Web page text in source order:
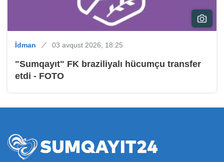
İdman 03 avqust 2026, 18:25
"Sumqayıt" FK braziliyalı hücumçu transfer
etdi - FOTO